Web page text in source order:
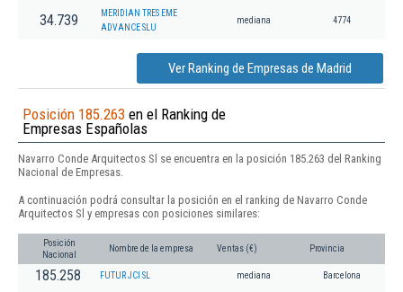
34.739
MERIDIAN TRES EME
ADVANCE SLU
mediana 4774
Ver Ranking de Empresas de Madrid
Posición 185.263 en el Ranking de
Empresas Españolas
Navarro Conde Arquitectos Sl se encuentra en la posición 185.263 del Ranking
Nacional de Empresas.
A continuación podrá consultar la posición en el ranking de Navarro Conde
Arquitectos Sl y empresas con posiciones similares:
Posición
Nacional
Nombre de la empresa Ventas (€) Provincia
185.258 FUTUR JCI SL mediana Barcelona